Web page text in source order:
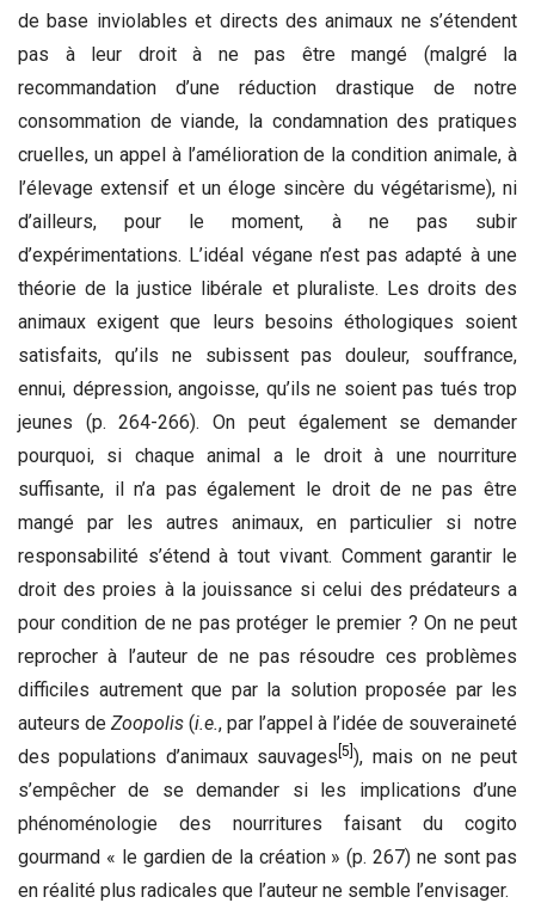
de base inviolables et directs des animaux ne s’étendent
pas à leur droit à ne pas être mangé (malgré la
recommandation d’une réduction drastique de notre
consommation de viande, la condamnation des pratiques
cruelles, un appel à l’amélioration de la condition animale, à
l’élevage extensif et un éloge sincère du végétarisme), ni
d’ailleurs, pour le moment, à ne pas subir
d’expérimentations. L’idéal végane n’est pas adapté à une
théorie de la justice libérale et pluraliste. Les droits des
animaux exigent que leurs besoins éthologiques soient
satisfaits, qu’ils ne subissent pas douleur, souffrance,
ennui, dépression, angoisse, qu’ils ne soient pas tués trop
jeunes (p. 264-266). On peut également se demander
pourquoi, si chaque animal a le droit à une nourriture
suffisante, il n’a pas également le droit de ne pas être
mangé par les autres animaux, en particulier si notre
responsabilité s’étend à tout vivant. Comment garantir le
droit des proies à la jouissance si celui des prédateurs a
pour condition de ne pas protéger le premier ? On ne peut
reprocher à l’auteur de ne pas résoudre ces problèmes
difficiles autrement que par la solution proposée par les
auteurs de Zoopolis (i.e., par l’appel à l’idée de souveraineté
des populations d’animaux sauvages[5]), mais on ne peut
s’empêcher de se demander si les implications d’une
phénoménologie des nourritures faisant du cogito
gourmand « le gardien de la création » (p. 267) ne sont pas
en réalité plus radicales que l’auteur ne semble l’envisager.